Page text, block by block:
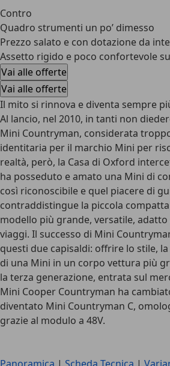
Contro
Quadro strumenti un po’ dimesso
Prezzo salato e con dotazione da
Assetto rigido e poco confortevole
Vai alle offerte
Vai alle offerte
Il mito si rinnova e diventa sempre
Al lancio, nel 2010, in tanti non
Mini Countryman, considerata
identitaria per il marchio Mini per
realtà, però, la Casa di Oxford
ha posseduto e amato una Mini di
così riconoscibile e quel piacere di
contraddistingue la piccola
modello più grande, versatile,
viaggi. Il successo di Mini
questi due capisaldi: offrire lo stile,
di una Mini in un corpo vettura più
la terza generazione, entrata sul
Mini Cooper Countryman ha
diventato Mini Countryman C,
grazie al modulo a 48V.